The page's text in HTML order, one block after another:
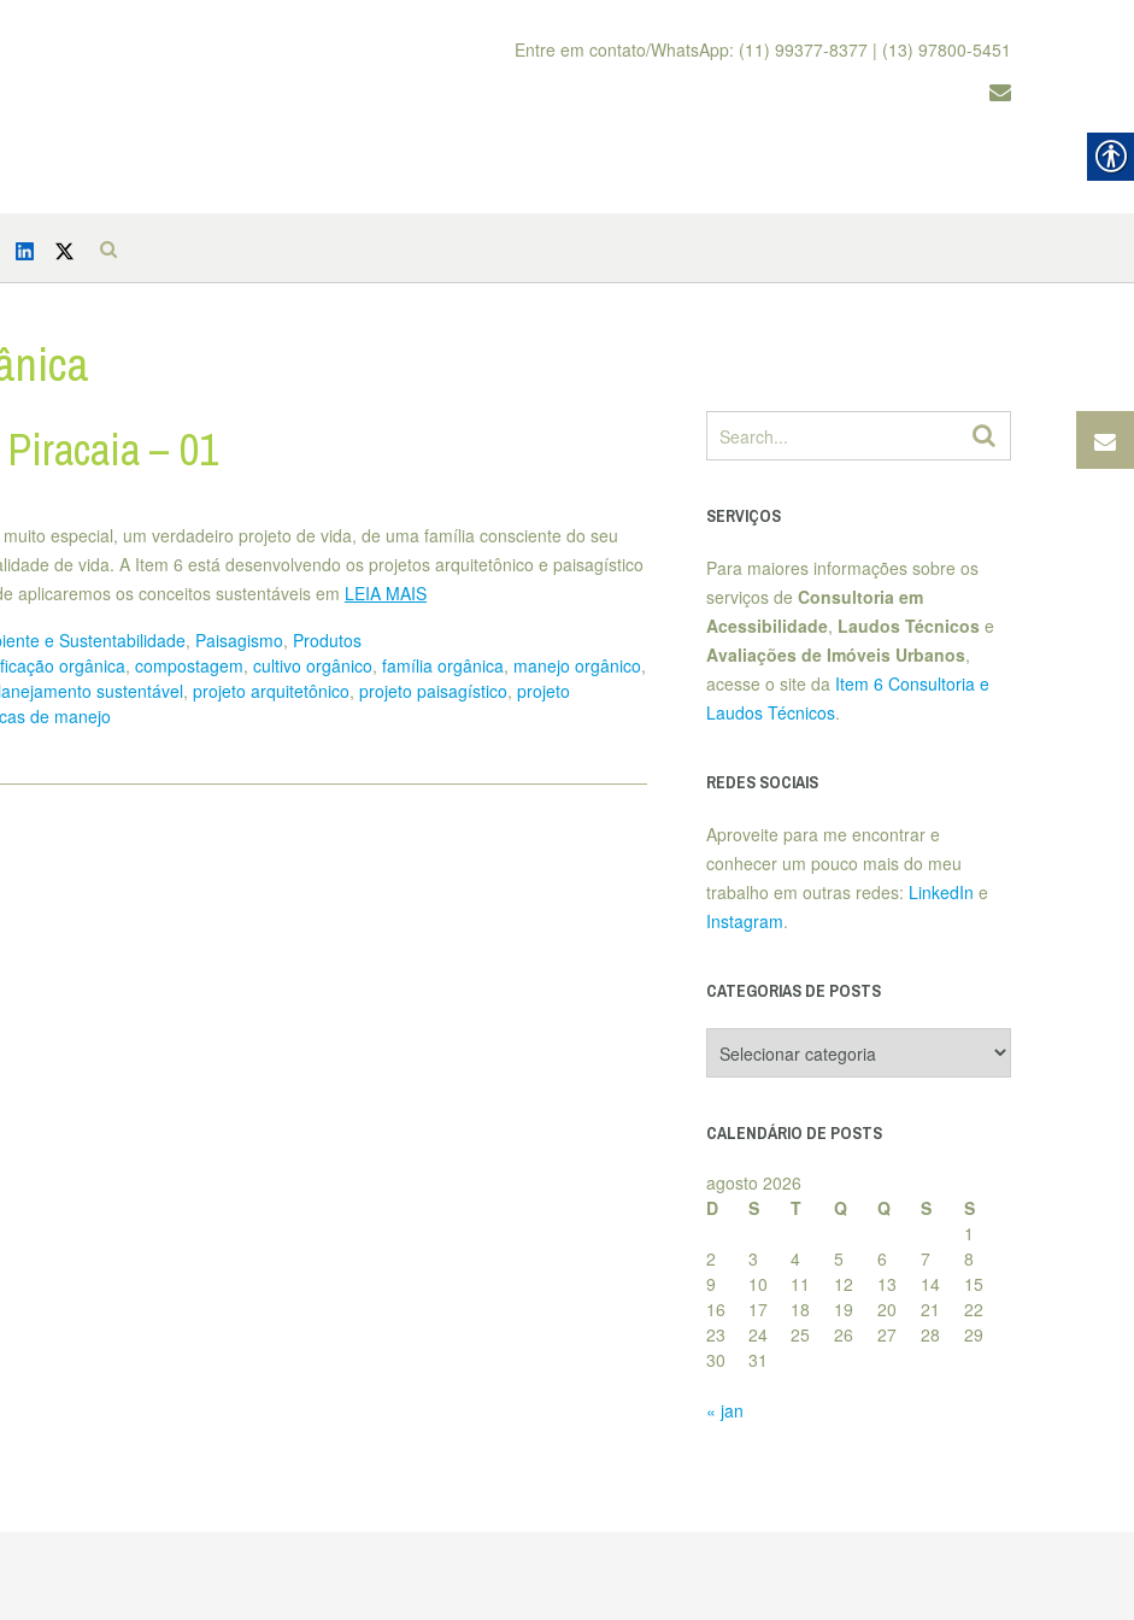
Entre em contato/WhatsApp: (11) 99377-8377 | (13) 97800-5451
– 01
especial, um verdadeiro projeto de vida, de uma família consciente do seu
de vida. A Item 6 está desenvolvendo os projetos arquitetônico e paisagístico
aplicaremos os conceitos sustentáveis em LEIA MAIS
e Sustentabilidade, Paisagismo, Produtos
orgânica, compostagem, cultivo orgânico, família orgânica, manejo orgânico,
sustentável, projeto arquitetônico, projeto paisagístico, projeto
de manejo
SERVIÇOS
Para maiores informações sobre os
serviços de Consultoria em
Acessibilidade, Laudos Técnicose
Avaliações de Imóveis Urbanos,
acesse o site da Item 6 Consultoria e
Laudos Técnicos.
REDES SOCIAIS
Aproveite para me encontrar e
conhecer um pouco mais do meu
trabalho em outras redes: LinkedIn e
Instagram.
CATEGORIAS DE POSTS
de
CALENDÁRIO DE POSTS
agosto 2026
D
S T Q Q S
S
1
2
3 4 5 6 7
8
9
10 11 12 13 14
15
16
17 18 19 20 21
22
23
24 25 26 27 28
29
30
31
« jan